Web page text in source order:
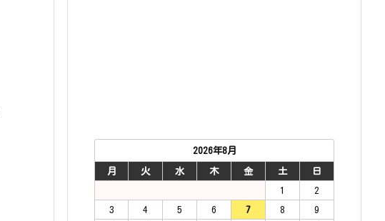
2026年8月
月 火 水 木 金 土
日
1
2
3
4 5 6 7 8
9